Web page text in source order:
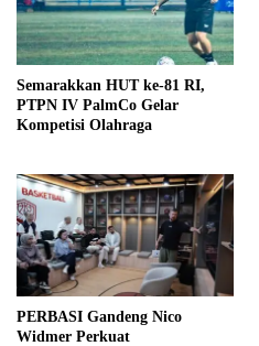
Semarakkan HUT ke-81 RI,
PTPN IV PalmCo Gelar
Kompetisi Olahraga
PERBASI Gandeng Nico
Widmer Perkuat